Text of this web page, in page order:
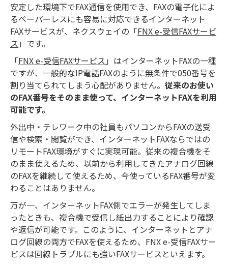
安定した環境下でFAX通信を使用でき、FAXの電子化によ
るペーパーレスにも容易に対応できるインターネット
FAXサービスが、ネクスウェイの「FNX e-受信FAXサービ
ス 」です。
「FNX e-受信FAXサービス 」はインターネットFAXの一種
ですが、一般的なIP電話FAXのように無条件で050番号を
割り当てられてしまう心配がありません。 従来のお使い
のFAX番号をそのまま使って、インターネットFAXを利用
可能です。
外出中・テレワーク中の社員もパソコンからFAXの送受
信や検索・閲覧ができ、インターネットFAXならではの
リモートFAX環境がすぐに実現可能。従来の複合機をそ
のまま使えるため、以前から利用してきたアナログ回線
のFAXを継続して使えるため、今使っているFAX番号が変
わることはありません。
万が一、インターネットFAX側でエラーが発生してしま
ったときも、複合機で受信し紙出力することにより確認
や返信が可能です。このように、インターネットとアナ
ログ回線の両方でFAXを使えるため、FNX e-受信FAXサー
ビスは回線トラブルにも強いFAXサービスといえます。